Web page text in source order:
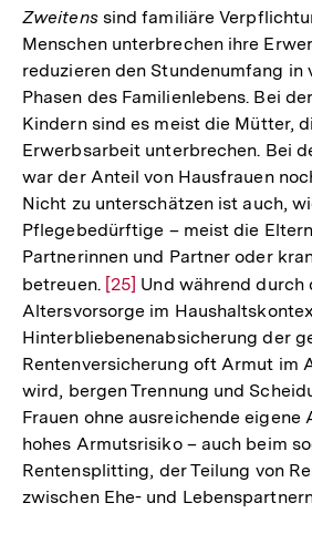
der
Zweitenssind familiäre
Menschen unterbrechen ihre
reduzieren den Stundenumfang in
Phasen des Familienlebens. Bei
Kindern sind es meist die Mütter,
Erwerbsarbeit unterbrechen. Bei
war der Anteil von Hausfrauen
Nicht zu unterschätzen ist auch,
Pflegebedürftige – meist die
Partnerinnen und Partner oder
betreuen. Zur
Auflösung
der
Fußnote
[25] Und während durch
Altersvorsorge im
Hinterbliebenenabsicherung der
Rentenversicherung oft Armut im
wird, bergen Trennung und
Frauen ohne ausreichende
hohes Armutsrisiko – auch beim
Rentensplitting, der Teilung von
zwischen Ehe- und